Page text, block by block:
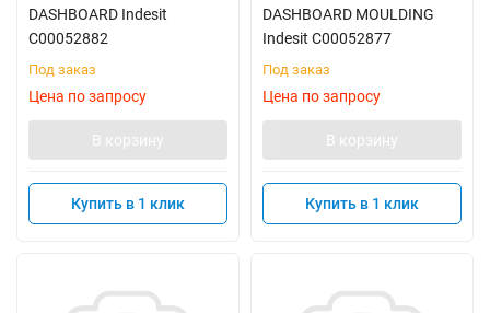
DASHBOARD Indesit
C00052882
Под заказ
Цена по запросу
В корзину
Купить в 1 клик
DASHBOARD MOULDING
Indesit C00052877
Под заказ
Цена по запросу
В корзину
Купить в 1 клик